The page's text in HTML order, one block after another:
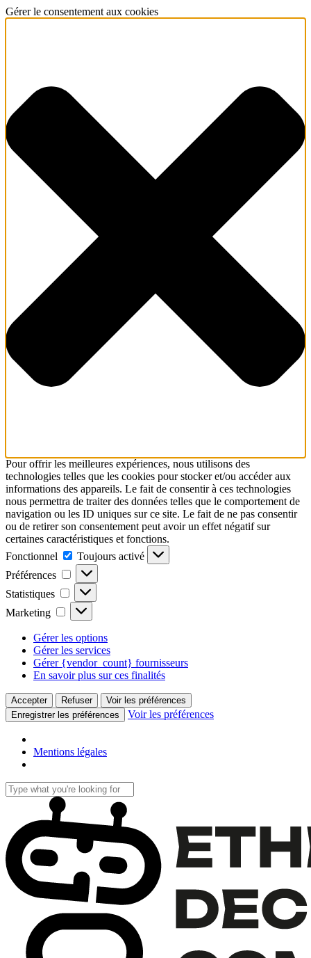
Gérer le consentement aux cookies
Pour offrir les meilleures expériences, nous utilisons des
technologies telles que les cookies pour stocker et/ou accéder aux
informations des appareils. Le fait de consentir à ces technologies
nous permettra de traiter des données telles que le comportement de
navigation ou les ID uniques sur ce site. Le fait de ne pas consentir
ou de retirer son consentement peut avoir un effet négatif sur
certaines caractéristiques et fonctions.
Fonctionnel
Fonctionnel
Toujours activé
Préférences
Préférences
Statistiques Statistiques
Marketing Marketing
Gérer les options
Gérer les services
Gérer {vendor_count} fournisseurs
En savoir plus sur ces finalités
Accepter Refuser
Voir les préférences
Enregistrer les préférences
Voir les préférences
Mentions légales
Skip
to
content